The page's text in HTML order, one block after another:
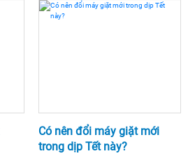
Có nên đổi máy giặt mới
trong dịp Tết này?